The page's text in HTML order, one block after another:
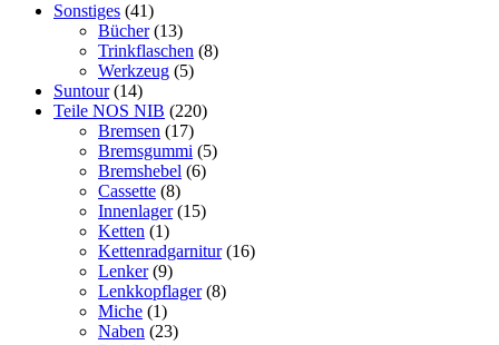
Sonstiges (41)
Bücher (13)
Trinkflaschen (8)
Werkzeug (5)
Suntour (14)
Teile NOS NIB (220)
Bremsen (17)
Bremsgummi (5)
Bremshebel (6)
Cassette (8)
Innenlager (15)
Ketten (1)
Kettenradgarnitur (16)
Lenker (9)
Lenkkopflager (8)
Miche (1)
Naben (23)